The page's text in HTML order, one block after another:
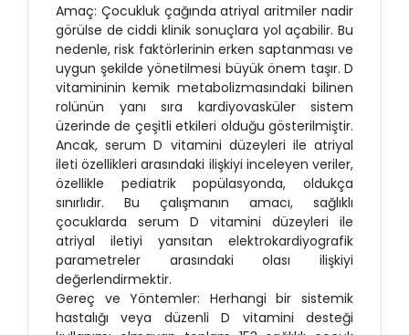
Amaç: Çocukluk çağında atriyal aritmiler nadir
görülse de ciddi klinik sonuçlara yol açabilir. Bu
nedenle, risk faktörlerinin erken saptanması ve
uygun şekilde yönetilmesi büyük önem taşır. D
vitamininin kemik metabolizmasındaki bilinen
rolünün yanı sıra kardiyovasküler sistem
üzerinde de çeşitli etkileri olduğu gösterilmiştir.
Ancak, serum D vitamini düzeyleri ile atriyal
ileti özellikleri arasındaki ilişkiyi inceleyen veriler,
özellikle pediatrik popülasyonda, oldukça
sınırlıdır. Bu çalışmanın amacı, sağlıklı
çocuklarda serum D vitamini düzeyleri ile
atriyal iletiyi yansıtan elektrokardiyografik
parametreler arasındaki olası ilişkiyi
değerlendirmektir.
Gereç ve Yöntemler: Herhangi bir sistemik
hastalığı veya düzenli D vitamini desteği